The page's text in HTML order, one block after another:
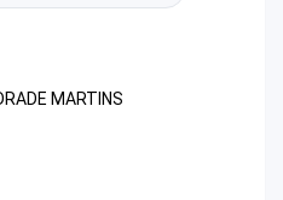
MARTINS